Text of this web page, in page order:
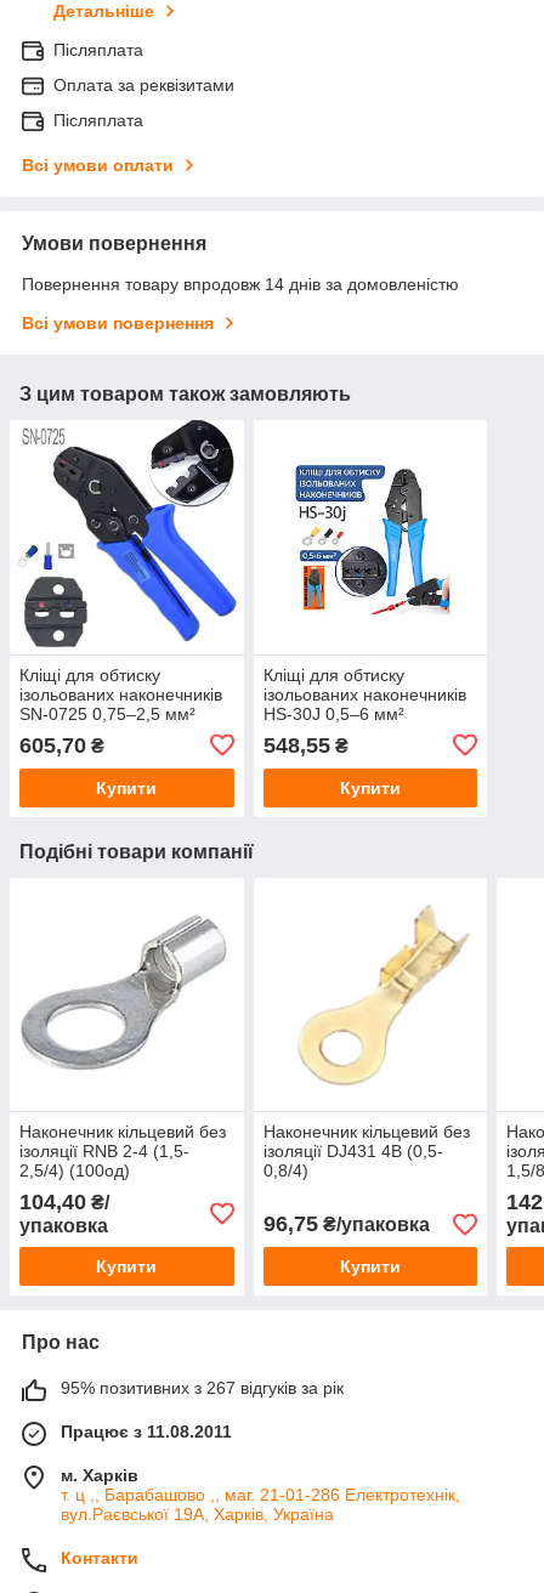
Детальніше
Післяплата
Оплата за реквізитами
Післяплата
Всі умови оплати
Умови повернення
Повернення товару впродовж 14 днів за домовленістю
Всі умови повернення
З цим товаром також замовляють
Кліщі для обтиску
ізольованих наконечників
SN-0725 0,75–2,5 мм²
605,70 ₴
Купити
Кліщі для обтиску
ізольованих наконечників
HS-30J 0,5–6 мм²
548,55₴
Купити
Подібні товари компанії
Наконечник кільцевий без
ізоляції RNB 2-4 (1,5-
2,5/4) (100од)
104,40 ₴/
упаковка
Купити
Наконечник кільцевий без
ізоляції DJ431 4В (0,5-
0,8/4)
96,75₴/упаковка
Купити
1,5/
Про нас
95% позитивних з 267 відгуків за рік
Працює з 11.08.2011
м. Харків
т. ц ,, Барабашово ,, маг. 21-01-286 Електротехнік,
вул.Раєвської 19А, Харків, Україна
Контакти